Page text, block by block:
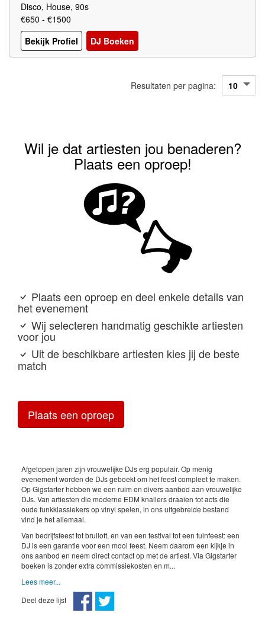
Disco, House, 90s
€650 - €1500
Bekijk Profiel
DJ Boeken
Resultaten per pagina:
Wil je dat artiesten jou benaderen?
Plaats een oproep!
Plaats een oproep en deel enkele details van
het evenement
Wij selecteren handmatig geschikte artiesten
voor jou
Uit de beschikbare artiesten kies jij de beste
match
Plaats een oproep
Afgelopen jaren zijn vrouwelijke DJs erg populair. Op menig
evenement worden de DJs geboekt om het feest compleet te maken.
Op Gigstarter hebben we een ruim en divers aanbod aan vrouwelijke
DJs. Van artiesten die moderne EDM knallers draaien tot acts die
oude funkklassiekers op vinyl spelen, in ons uitgebreide bestand
vind je het allemaal.
Van bedrijfsfeest tot bruiloft, en van een festival tot een tuinfeest: een
DJ is een garantie voor een mooi feest. Neem daarom een kijkje in
ons aanbod en neem direct contact op met de artiest. Via Gigstarter
boeken is zonder extra commissiekosten en m...
Lees meer...
Deel deze lijst